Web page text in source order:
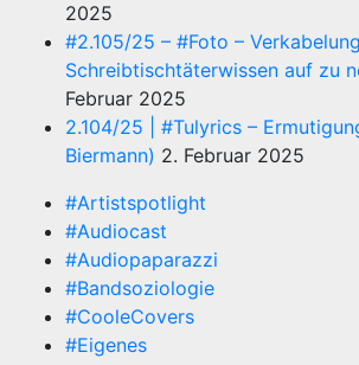
2025
#2.105/25 – #Foto –
Schreibtischtäterwissen auf zu
Februar 2025
2.104/25 | #Tulyrics –
Biermann) 2. Februar 2025
#Artistspotlight
#Audiocast
#Audiopaparazzi
#Bandsoziologie
#CooleCovers
#Eigenes